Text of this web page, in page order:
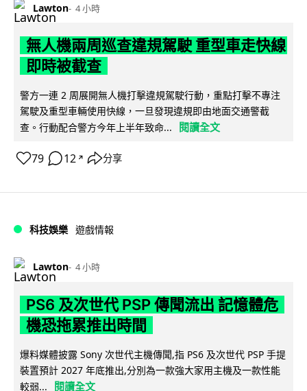
Lawton 4 小時
無人機兩周巡查違規駕駛 重型車走快線
即時被截查
警方一連 2 周展開無人機打擊違規駕駛行動，重點打擊不專注
駕駛及重型車輛使用快線，一旦發現違規即由地面交通警截
查。行動配合警方今年上半年致命...
閱讀全文
79 12 ↗ 分享
科技娛樂 遊戲情報
Lawton 4 小時
PS6 及次世代 PSP 傳聞流出 記憶體危
機恐拖累推出時間
爆料媒體披露 Sony 次世代主機傳聞,指 PS6 及次世代 PSP 手提
裝置預計 2027 年底推出,分別為一款強大家用主機及一款性能
較弱...
閱讀全文